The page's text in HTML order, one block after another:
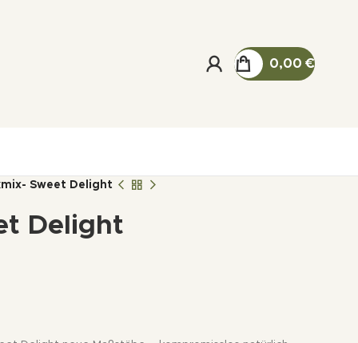
0,00 €
Sweet Delight
Delight